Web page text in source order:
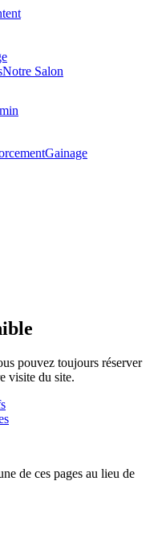
Notre Salon
Gainage
pouvez toujours réserver
visite du site.
de ces pages au lieu de